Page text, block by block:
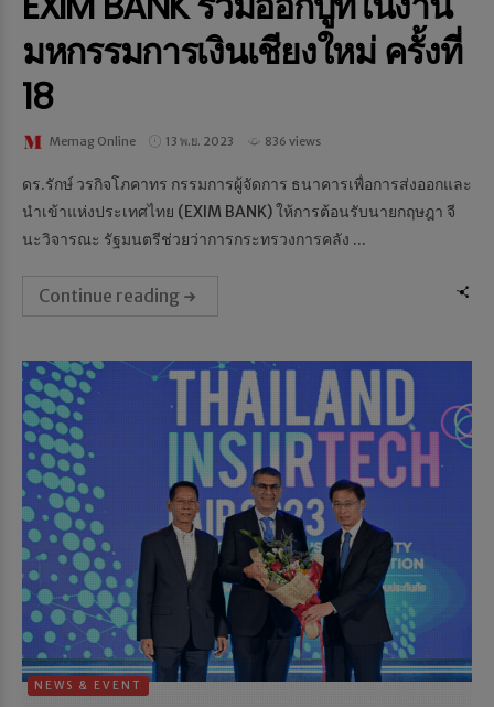
มหกรรมการเงินเชียงใหม่ ครั้งที่
18
Memag Online 13 พ.ย. 2023 836 views
ดร.รักษ์ วรกิจโภคาทร กรรมการผู้จัดการ ธนาคารเพื่อการส่งออกและ
นำเข้าแห่งประเทศไทย (EXIM BANK) ให้การต้อนรับนายกฤษฎา จี
นะวิจารณะ รัฐมนตรีช่วยว่าการกระทรวงการคลัง ...
Continue reading
NEWS & EVENT